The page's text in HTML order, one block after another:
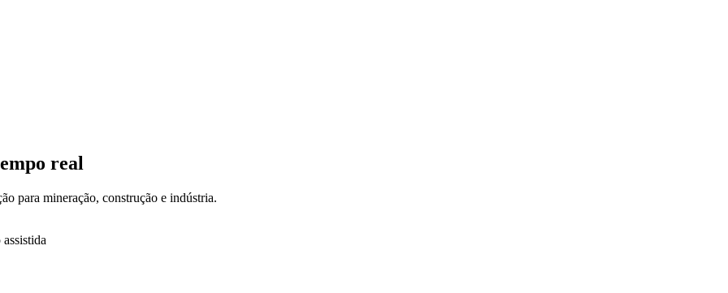
real
para mineração, construção e indústria.